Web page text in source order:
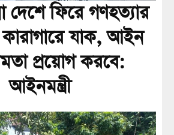
দেশে ফিরে গণহত্যার
কারাগারে যাক, আইন
প্রয়োগ করবে:
আইনমন্ত্রী